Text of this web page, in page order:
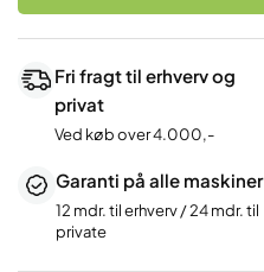
Fri fragt til erhverv og
privat
Ved køb over 4.000,-
Garanti på alle maskiner
12 mdr. til erhverv / 24 mdr. til
private